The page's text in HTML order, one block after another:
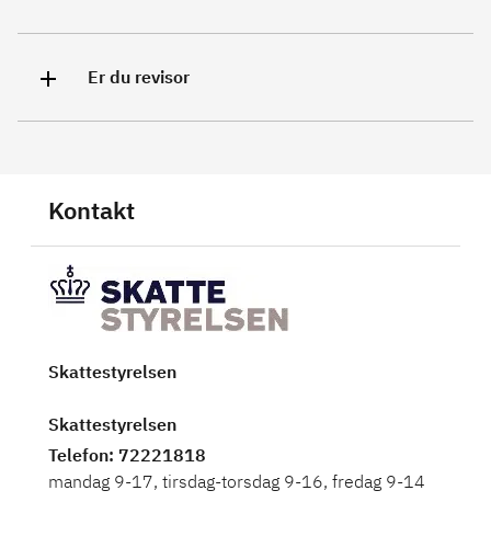
Er du revisor
Kontakt
Skattestyrelsen
Skattestyrelsen
Telefon: 72221818
mandag 9-17, tirsdag-torsdag 9-16, fredag 9-14